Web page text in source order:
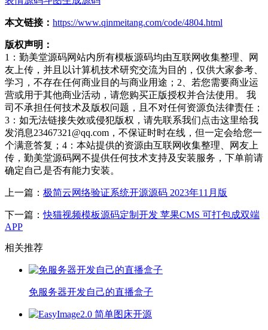
本文链接： https://www.qinmeitang.com/code/4804.html
版权声明：
1：勤美堂源码网站内所有模板源码均由互联网收集整理、网
友上传，并且以计算机技术研究交流为目的，仅供大家参考、
学习，不存在任何商业目的与商业用途；2、若您需要商业运
营或用于其他商业活动，请您购买正版授权并合法使用。 我
司不承担任何技术及版权问题，且不对任何资源负法律责任；
3：如无法链接失效或侵犯版权，请先联系我们点击这里给我
发消息23467321@qq.com，不保证时时在线，但一定会给您一
个满意答复；4：本站提供的资源由互联网收集整理、网友上
传，勤美堂源码网不提供任何技术支持及安装服务，下单前请
确定自己是否有能力安装。
上一篇： 极简云网络验证系统开源源码 2023年11月版
下一篇：快猫视频模板源码定制开发 苹果CMS 可打包成双端
APP
相关推荐
免服务器开发自己的直播盒子